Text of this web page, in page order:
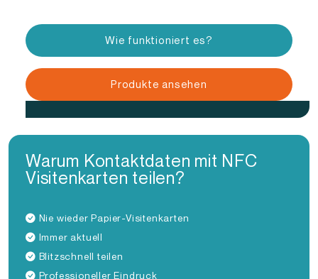
Wie funktioniert es?
Produkte ansehen
Warum Kontaktdaten mit NFC
Visitenkarten teilen?
Nie wieder Papier-Visitenkarten
Immer aktuell
Blitzschnell teilen
Professioneller Eindruck